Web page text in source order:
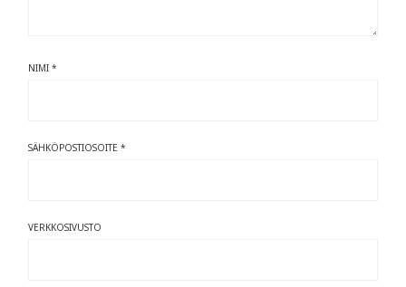
NIMI*
SÄHKÖPOSTIOSOITE*
VERKKOSIVUSTO